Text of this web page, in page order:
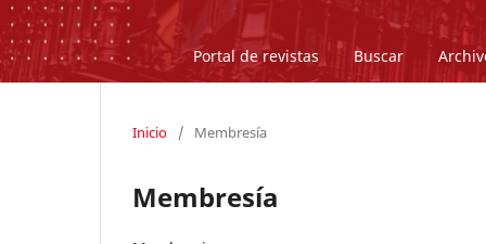
Portal de revistas Buscar
Inicio / Membresía
Membresía